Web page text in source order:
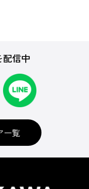
信中
一覧